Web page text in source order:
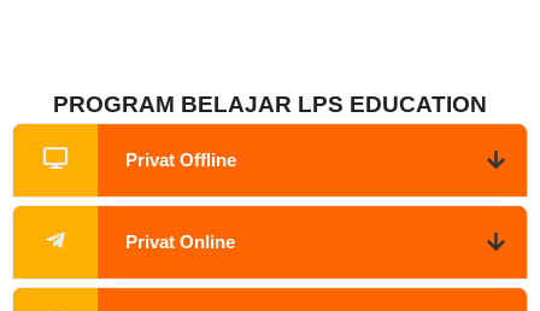
PROGRAM BELAJAR LPS EDUCATION
Privat Offline
Privat Online